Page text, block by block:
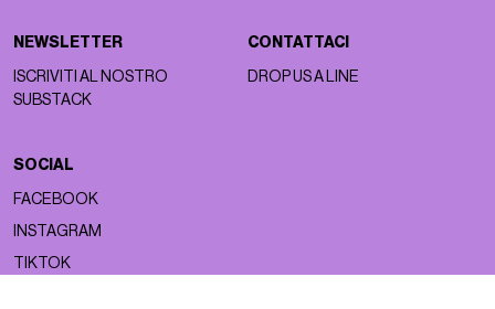
NEWSLETTER
ISCRIVITI AL NOSTRO
SUBSTACK
CONTATTACI
DROP US A LINE
SOCIAL
FACEBOOK
INSTAGRAM
TIKTOK